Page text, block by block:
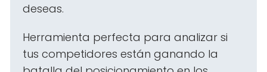
deseas.
Herramienta perfecta para analizar si
tus competidores están ganando la